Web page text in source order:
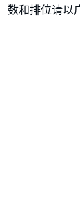
数和排位请以